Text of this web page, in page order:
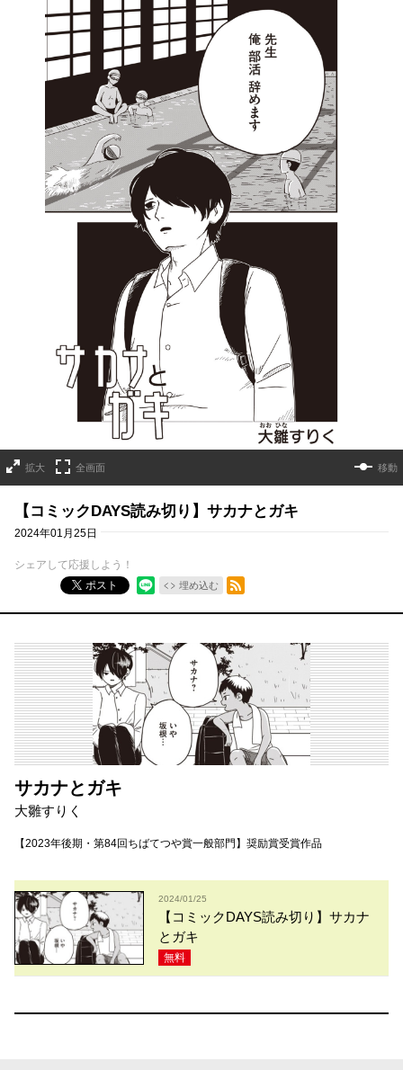
拡大 全画面 移動
【コミックDAYS読み切り】サカナとガキ
2024年01月25日
シェアして応援しよう！
ポスト
埋め込む
RSSフィード
サカナとガキ
大雛すりく
【2023年後期・第84回ちばてつや賞一般部門】奨励賞受賞作品
2024/01/25
【コミックDAYS読み切り】サカナ
とガキ
無料